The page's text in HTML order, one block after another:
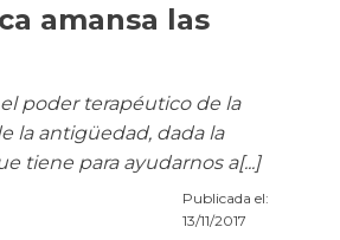
amansa las
poder terapéutico de la
la antigüedad, dada la
tiene para ayudarnos a[...]
Publicada el:
13/11/2017